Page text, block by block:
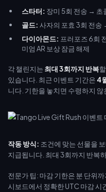
스타터: 장미 5회 전송 → 초
골드: 사자의 포효 3회 전송
다이아몬드: 프러포즈 6회
미엄 AR 보상 잠금 해제
각 챌린지는 최대 3회까지 반복
있습니다. 최근 이벤트 기간은 4
니다. 기한을 놓치면 수령하지 않
작동 방식: 조건에 맞는 선물을
지급됩니다. 최대 3회까지 반복
전문가 팁: 마감 기한은 분 단위
시보드에서 정확한 UTC 마감 시